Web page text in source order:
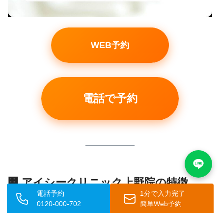
WEB予約
電話で予約
🏢 アイシークリニック上野院の特徴
📌 このセクションのポイント：上野駅近で通いやすい！
電話予約
0120-000-702
1分で入力完了
簡単Web予約